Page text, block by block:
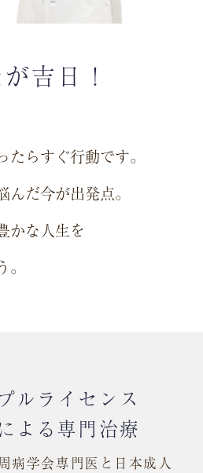
吉日！
らすぐ行動です。
だ今が出発点。
かな人生を
ルライセンス
よる専門治療
病学会専門医と日本成人